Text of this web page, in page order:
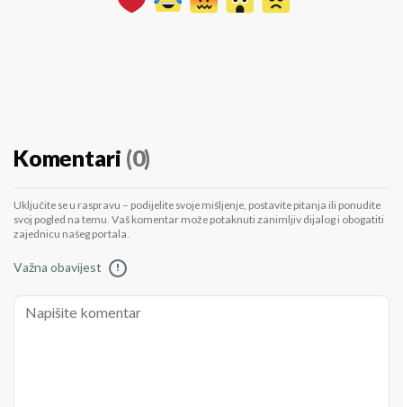
Komentari (0)
Uključite se u raspravu – podijelite svoje mišljenje, postavite pitanja ili ponudite
svoj pogled na temu. Vaš komentar može potaknuti zanimljiv dijalog i obogatiti
zajednicu našeg portala.
Važna obavijest !